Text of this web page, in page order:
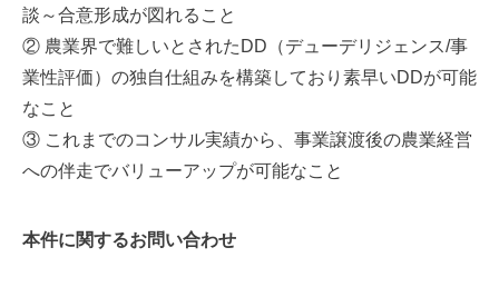
談～合意形成が図れること
② 農業界で難しいとされたDD（デューデリジェンス/事
業性評価）の独自仕組みを構築しており素早いDDが可能
なこと
③ これまでのコンサル実績から、事業譲渡後の農業経営
への伴走でバリューアップが可能なこと
本件に関するお問い合わせ